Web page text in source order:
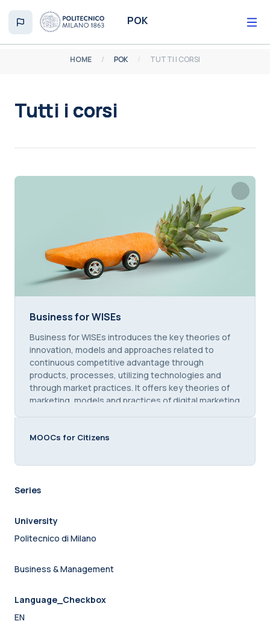
POK
HOME POK TUTTI I CORSI
Tutti i corsi
Business for WISEs
Business for WISEs
Course summary text:
Business for WISEs introduces the key theories of
innovation, models and approaches related to
continuous competitive advantage through
products, processes, utilizing technologies and
through market practices. It offers key theories of
marketing, models and practices of digital marketing
MOOCs for Citizens
Series
University
Politecnico di Milano
Business & Management
Language_Checkbox
EN